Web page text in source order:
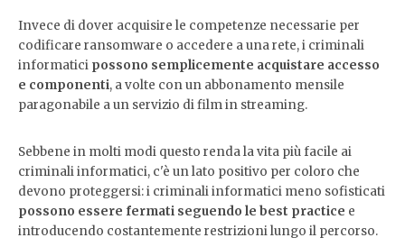
Invece di dover acquisire le competenze necessarie per
codificare ransomware o accedere a una rete, i criminali
informatici possono semplicemente acquistare accesso
e componenti, a volte con un abbonamento mensile
paragonabile a un servizio di film in streaming.
Sebbene in molti modi questo renda la vita più facile ai
criminali informatici, c'è un lato positivo per coloro che
devono proteggersi: i criminali informatici meno sofisticati
possono essere fermati seguendo le best practice e
introducendo costantemente restrizioni lungo il percorso.